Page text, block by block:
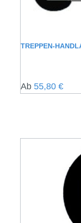
TREPPEN-
Regulärer Preis:
Ab 55,80 €